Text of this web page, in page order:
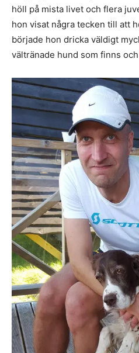
höll på mista livet och flera
hon visat några tecken till att
började hon dricka väldigt
vältränade hund som finns